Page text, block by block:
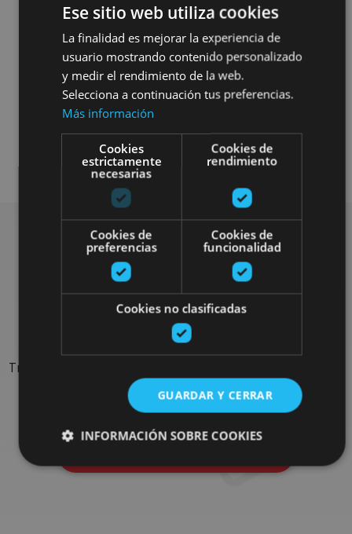
Localidades Castillos y fortalezas
Arquitectura religiosa
Visitas guiadas
Rechercher plus de
sorties
Trouvez des sorties et des propositions pour compléter votre
séjour en Navarre : activités organisées, visites et les
évènements-phares de l'agenda
Ese sitio web utiliza cookies
La finalidad es mejorar la experiencia de
usuario mostrando contenido personalizado
y medir el rendimiento de la web.
Selecciona a continuación tus preferencias.
Más información
Cookies
estrictamente
necesarias
Cookies de
rendimiento
Cookies de
preferencias
Cookies de
funcionalidad
Cookies no clasificadas
GUARDAR Y CERRAR
INFORMACIÓN SOBRE COOKIES